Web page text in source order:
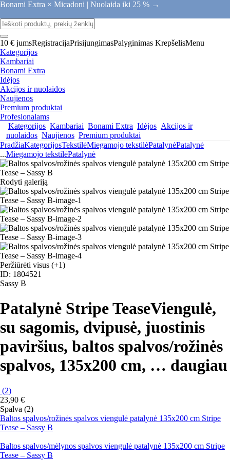
Bonami Extra × Micadoni | Nuolaida iki 25 % →
10 € jumsRegistracijaPrisijungimasPalyginimas KrepšelisMenu
Kategorijos
Kambariai
Bonami Extra
Idėjos
Akcijos ir nuolaidos
Naujienos
Premium produktai
Profesionalams
Kategorijos Kambariai Bonami Extra Idėjos Akcijos ir
nuolaidos Naujienos Premium produktai
PradžiaKategorijosTekstilėMiegamojo tekstilėPatalynėPatalynė
...Miegamojo tekstilėPatalynė
Rodyti galeriją
Peržiūrėti visus (+1)
ID: 1804521
Sassy B
Patalynė Stripe TeaseViengulė,
su sagomis, dvipusė, juostinis
paviršius, baltos spalvos/rožinės
spalvos, 135x200 cm, … daugiau
(2)
23,90 €
Spalva (2)
Baltos spalvos/rožinės spalvos viengulė patalynė 135x200 cm Stripe
Tease – Sassy B
Baltos spalvos/mėlynos spalvos viengulė patalynė 135x200 cm Stripe
Tease – Sassy B